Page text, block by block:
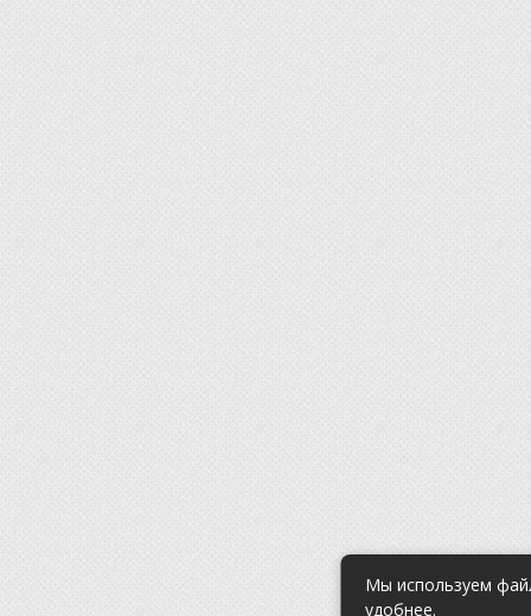
Мы используем
удобнее.